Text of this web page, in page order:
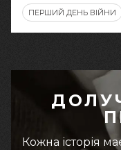
ПЕРШИЙ ДЕНЬ ВІЙНИ
Кожна історія